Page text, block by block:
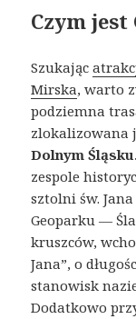
Czym
Szukając
Mirska, warto
podziemna
zlokalizowana
Dolnym
zespole
sztolni św.
Geoparku —
kruszców,
Jana”, o
stanowisk
Dodatkowo